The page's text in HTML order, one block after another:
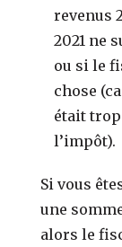
revenus
2021 ne
ou si le
chose
était
l’impôt).
Si vous
une
alors le